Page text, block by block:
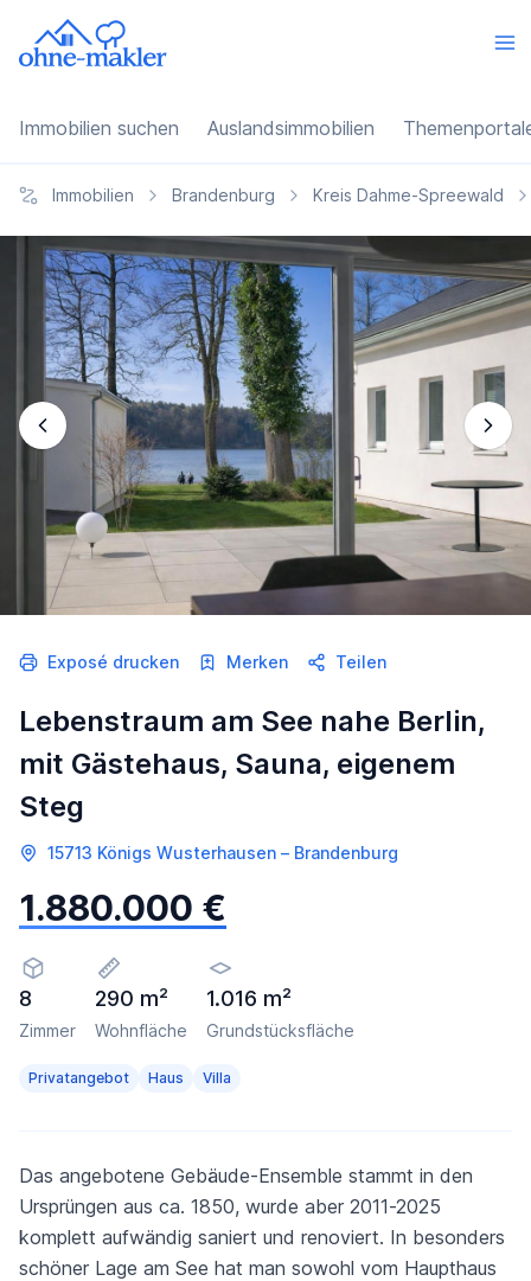
Immobilien suchen Auslandsimmobilien
Immobilien Brandenburg Kreis Dahme-Spreewald
Exposé drucken Merken Teilen
Lebenstraum am See nahe Berlin,
mit Gästehaus, Sauna, eigenem
Steg
15713 Königs Wusterhausen – Brandenburg
1.880.000 €
8
Zimmer
290 m²
Wohnfläche
1.016 m²
Grundstücksfläche
Privatangebot Haus Villa
Das angebotene Gebäude-Ensemble stammt in den
Ursprüngen aus ca. 1850, wurde aber 2011-2025
komplett aufwändig saniert und renoviert. In besonders
schöner Lage am See hat man sowohl vom Haupthaus